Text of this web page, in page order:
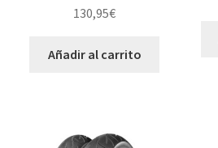
130,95€
Añadir al carrito